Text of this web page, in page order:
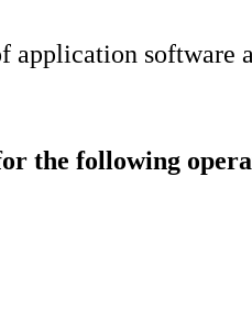
software
the following